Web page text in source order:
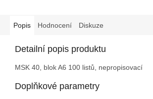
Popis Hodnocení Diskuze
Detailní popis produktu
MSK 40, blok A6 100 listů, nepropisovací
Doplňkové parametry